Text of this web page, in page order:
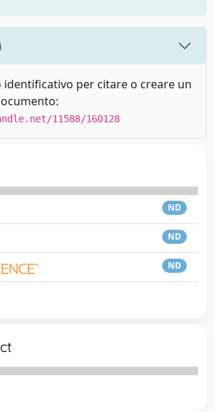
identificativo per citare o creare un
11588/160128
ND
ND
ND